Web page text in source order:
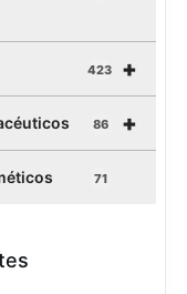
+
423
+
86
71